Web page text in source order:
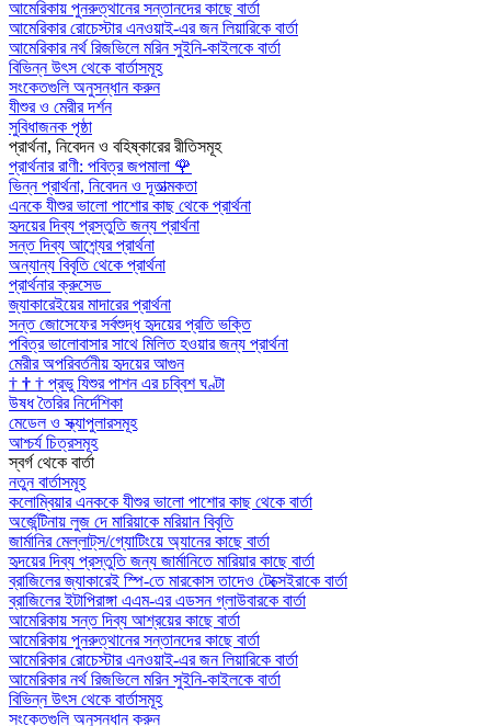
আমেরিকায় পুনরুত্থানের সন্তানদের কাছে বার্তা
আমেরিকার রোচেস্টার এনওয়াই-এর জন লিয়ারিকে বার্তা
আমেরিকার নর্থ রিজভিলে মরিন সুইনি-কাইলকে বার্তা
বিভিন্ন উৎস থেকে বার্তাসমূহ
সংকেতগুলি অনুসন্ধান করুন
যীশুর ও মেরীর দর্শন
সুবিধাজনক পৃষ্ঠা
প্রার্থনা, নিবেদন ও বহিষ্কারের রীতিসমূহ
প্রার্থনার রাণী: পবিত্র জপমালা 🌹
ভিন্ন প্রার্থনা, নিবেদন ও দূতাত্মকতা
এনকে যীশুর ভালো পাশোর কাছ থেকে প্রার্থনা
হৃদয়ের দিব্য প্রস্তুতি জন্য প্রার্থনা
সন্ত দিব্য আশ্র্যের প্রার্থনা
অন্যান্য বিবৃতি থেকে প্রার্থনা
প্রার্থনার ক্রুসেড
জ্যাকারেইয়ের মাদারের প্রার্থনা
সন্ত জোসেফের সর্বশুদ্ধ হৃদয়ের প্রতি ভক্তি
পবিত্র ভালোবাসার সাথে মিলিত হওয়ার জন্য প্রার্থনা
মেরীর অপরিবর্তনীয় হৃদয়ের আগুন
† † † প্রভু যিশুর পাশন এর চব্বিশ ঘণ্টা
উষধ তৈরির নির্দেশিকা
মেডেল ও স্ক্যাপুলারসমূহ
আশ্চর্য চিত্রসমূহ
স্বর্গ থেকে বার্তা
নতুন বার্তাসমূহ
কলোম্বিয়ার এনককে যীশুর ভালো পাশোর কাছ থেকে বার্তা
অর্জেন্টিনায় লুজ দে মারিয়াকে মরিয়ান বিবৃতি
জার্মানির মেল্লাট্‌স/গ্যোটিংয়ে অ্যানের কাছে বার্তা
হৃদয়ের দিব্য প্রস্তুতি জন্য জার্মানিতে মারিয়ার কাছে বার্তা
ব্রাজিলের জ্যাকারেই স্পি-তে মারকোস তাদেও টেক্সেইরাকে বার্তা
ব্রাজিলের ইটাপিরাঙ্গা এএম-এর এডসন গ্লাউবারকে বার্তা
আমেরিকায় সন্ত দিব্য আশ্রয়ের কাছে বার্তা
আমেরিকায় পুনরুত্থানের সন্তানদের কাছে বার্তা
আমেরিকার রোচেস্টার এনওয়াই-এর জন লিয়ারিকে বার্তা
আমেরিকার নর্থ রিজভিলে মরিন সুইনি-কাইলকে বার্তা
বিভিন্ন উৎস থেকে বার্তাসমূহ
সংকেতগুলি অনুসন্ধান করুন